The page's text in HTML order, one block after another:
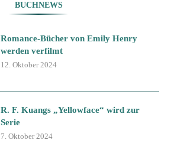
BUCHNEWS
Romance-Bücher von Emily Henry
werden verfilmt
12. Oktober 2024
R. F. Kuangs „Yellowface“ wird zur
Serie
7. Oktober 2024